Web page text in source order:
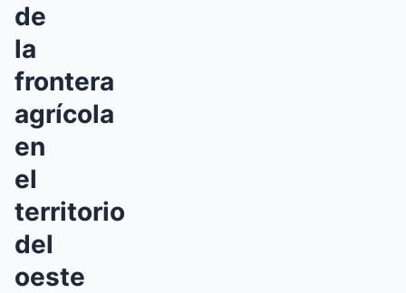
de
la
frontera
agrícola
en
el
territorio
del
oeste